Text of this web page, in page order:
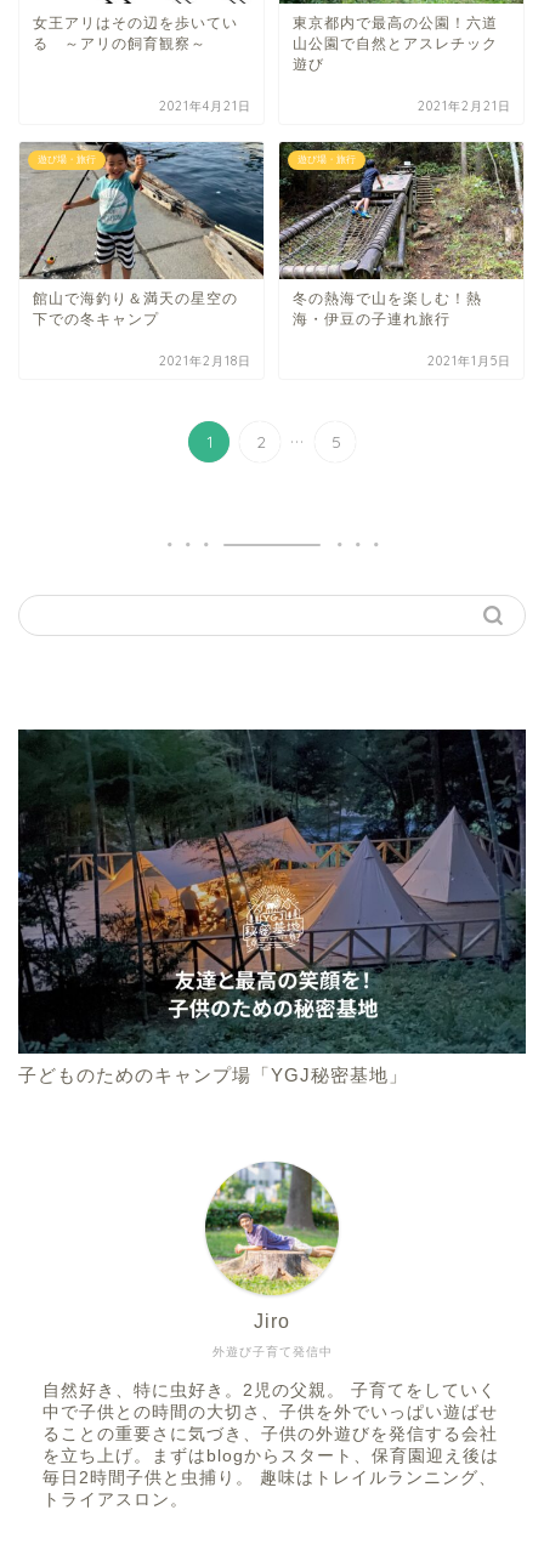
女王アリはその辺を歩いてい
る ～アリの飼育観察～
2021年4月21日
東京都内で最高の公園！六道
山公園で自然とアスレチック
遊び
2021年2月21日
遊び場・旅行
館山で海釣り＆満天の星空の
下での冬キャンプ
2021年2月18日
遊び場・旅行
冬の熱海で山を楽しむ！熱
海・伊豆の子連れ旅行
2021年1月5日
1 2 ... 5
子どものためのキャンプ場「YGJ秘密基地」
外遊び子育て発信中
Jiro
自然好き、特に虫好き。2児の父親。 子育てをしていく
中で子供との時間の大切さ、子供を外でいっぱい遊ばせ
ることの重要さに気づき、子供の外遊びを発信する会社
を立ち上げ。まずはblogからスタート、保育園迎え後は
毎日2時間子供と虫捕り。 趣味はトレイルランニング、
トライアスロン。